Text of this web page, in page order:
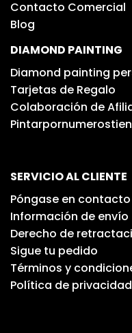
Contacto Comercial
Blog
DIAMOND PAINTING
Diamond painting
Tarjetas de Regalo
Colaboración de
SERVICIO AL CLIENTE
Póngase en
Información de envío
Derecho de
Sigue tu pedido
Términos y
Política de privacidad